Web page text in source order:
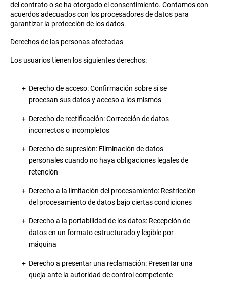
del contrato o se ha otorgado el consentimiento. Contamos con
acuerdos adecuados con los procesadores de datos para
garantizar la protección de los datos.
Derechos de las personas afectadas
Los usuarios tienen los siguientes derechos:
Derecho de acceso: Confirmación sobre si se
procesan sus datos y acceso a los mismos
Derecho de rectificación: Corrección de datos
incorrectos o incompletos
Derecho de supresión: Eliminación de datos
personales cuando no haya obligaciones legales de
retención
Derecho a la limitación del procesamiento: Restricción
del procesamiento de datos bajo ciertas condiciones
Derecho a la portabilidad de los datos: Recepción de
datos en un formato estructurado y legible por
máquina
Derecho a presentar una reclamación: Presentar una
queja ante la autoridad de control competente